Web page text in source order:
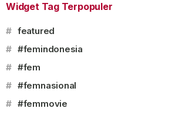
Widget Tag Terpopuler
# featured
# #femindonesia
# #fem
# #femnasional
# #femmovie